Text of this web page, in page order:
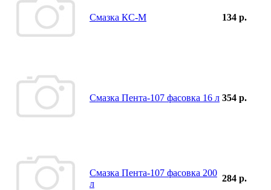
Смазка КС-М 134 р.
Смазка Пента-107 фасовка 16 л 354 р.
Смазка Пента-107 фасовка 200
л
284 р.